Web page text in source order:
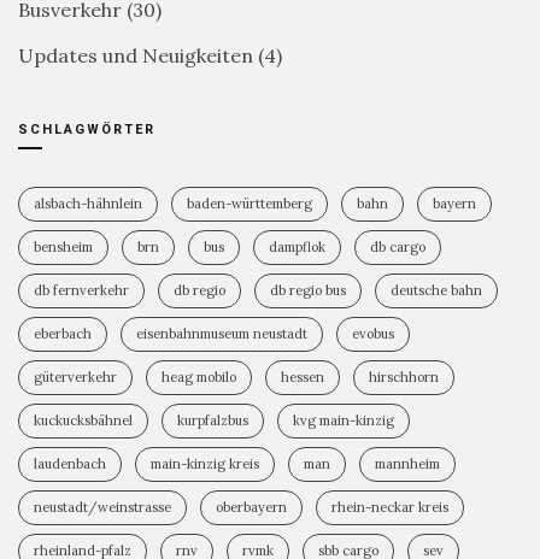
Busverkehr (30)
Updates und Neuigkeiten (4)
SCHLAGWÖRTER
alsbach-hähnlein baden-württemberg bahn bayern
bensheim brn bus dampflok db cargo
db fernverkehr db regio db regio bus deutsche bahn
eberbach eisenbahnmuseum neustadt evobus
güterverkehr heag mobilo hessen hirschhorn
kuckucksbähnel kurpfalzbus kvg main-kinzig
laudenbach main-kinzig kreis man mannheim
neustadt/weinstrasse oberbayern rhein-neckar kreis
rheinland-pfalz rnv rvmk sbb cargo sev